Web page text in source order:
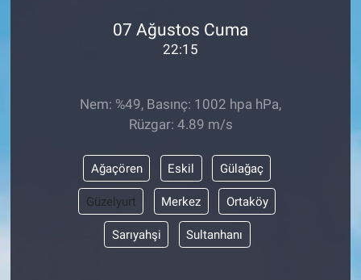
07 Ağustos Cuma
22:15
Nem: %49, Basınç: 1002 hpa hPa,
Rüzgar: 4.89 m/s
Ağaçören Eskil Gülağaç
Güzelyurt Merkez Ortaköy
Sarıyahşi Sultanhanı